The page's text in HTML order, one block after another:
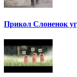
Прикол Слоненок